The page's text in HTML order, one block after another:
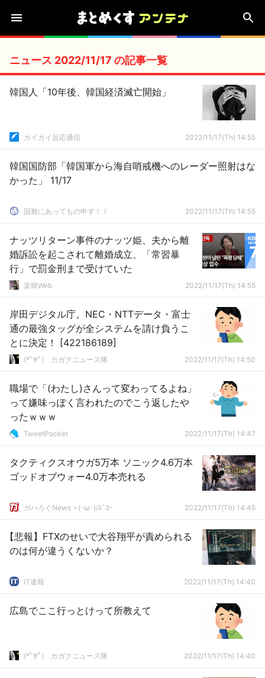
ニュース 2022/11/17 の記事一覧
韓国人「10年後、韓国経済滅亡開始」
カイカイ反応通信 2022/11/17(Th) 14:55
韓国国防部「韓国軍から海自哨戒機へのレーダー照射はな
かった」 11/17
国難にあってもの申す！！ 2022/11/17(Th) 14:55
ナッツリターン事件のナッツ姫、夫から離
婚訴訟を起こされて離婚成立、「常習暴
行」で罰金刑まで受けていた
楽韓Web 2022/11/17(Th) 14:55
岸田デジタル庁。NEC・NTTデータ・富士
通の最強タッグが全システムを請け負うこ
とに決定！ [422186189]
(*ﾟ∀ﾟ)ゞカガクニュース隊 2022/11/17(Th) 14:50
職場で「(わたし)さんって変わってるよね」
って嫌味っぽく言われたのでこう返したや
ったｗｗｗ
TweetPocket 2022/11/17(Th) 14:47
タクティクスオウガ5万本 ソニック4.6万本
ゴッドオブウォー4.0万本売れる
ガハろぐNewsヽ(･ω･)/ｽﾞｺｰ 2022/11/17(Th) 14:45
【悲報】FTXのせいで大谷翔平が責められる
のは何が違うくないか？
IT速報 2022/11/17(Th) 14:40
広島でここ行っとけって所教えて
(*ﾟ∀ﾟ)ゞカガクニュース隊 2022/11/17(Th) 14:40